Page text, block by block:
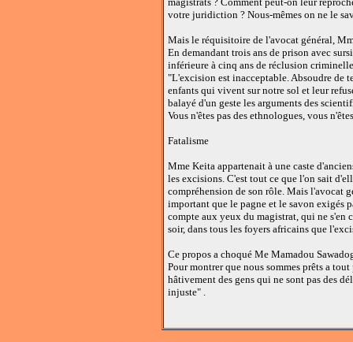
votre juridiction ? Nous-mêmes on ne le
Mais le réquisitoire de l'avocat général,
En demandant trois ans de prison avec
inférieure à cinq ans de réclusion
"L'excision est inacceptable. Absoudre de
enfants qui vivent sur notre sol et leur
balayé d'un geste les arguments des
Vous n'êtes pas des ethnologues, vous
Fatalisme
Mme Keita appartenait à une caste
les excisions. C'est tout ce que l'on sait
compréhension de son rôle. Mais l'avocat
important que le pagne et le savon exigés
compte aux yeux du magistrat, qui ne s'en
soir, dans tous les foyers africains que
Ce propos a choqué Me Mamadou
Pour montrer que nous sommes prêts a
hâtivement des gens qui ne sont pas des
injuste" .